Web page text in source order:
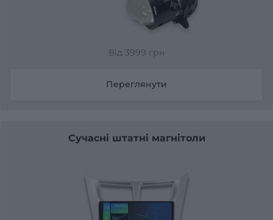
Від 3999 грн
Переглянути
Сучасні штатні магнітоли